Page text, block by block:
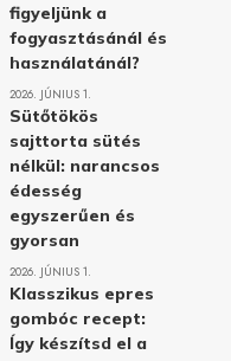
figyeljünk a
fogyasztásánál és
használatánál?
2026. JÚNIUS 1.
Sütőtökös
sajttorta sütés
nélkül: narancsos
édesség
egyszerűen és
gyorsan
2026. JÚNIUS 1.
Klasszikus epres
gombóc recept:
Így készítsd el a